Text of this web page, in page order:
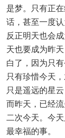
是梦。只有正
话，甚至一度
反正明天也会
天也要成为昨
白了，因为只
只有珍惜今天
只是遥远的星
而昨天，已经
二次今天。今
最幸福的事。